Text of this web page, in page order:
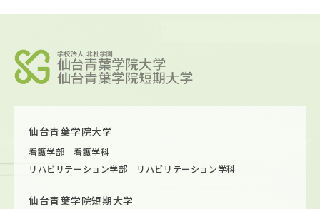
仙台青葉学院大学
看護学部 看護学科
リハビリテーション学部 リハビリテーション学科
仙台青葉学院短期大学